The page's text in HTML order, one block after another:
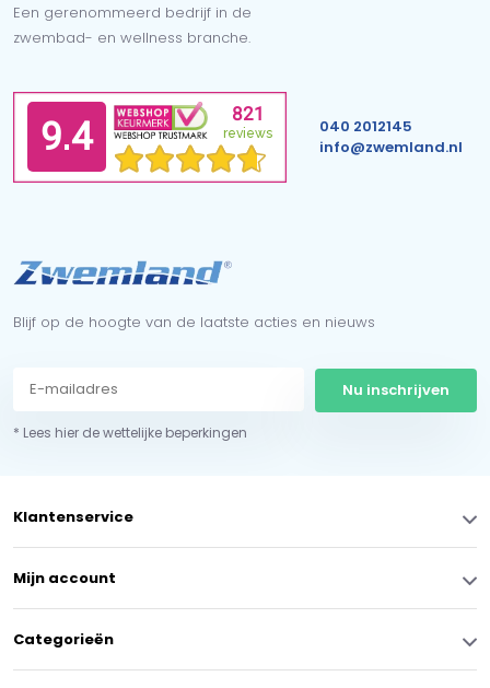
Een gerenommeerd bedrijf in de
zwembad- en wellness branche.
040 2012145
info@zwemland.nl
Blijf op de hoogte van de laatste acties en nieuws
Nu inschrijven
* Lees hier de wettelijke beperkingen
Klantenservice
Mijn account
Categorieën